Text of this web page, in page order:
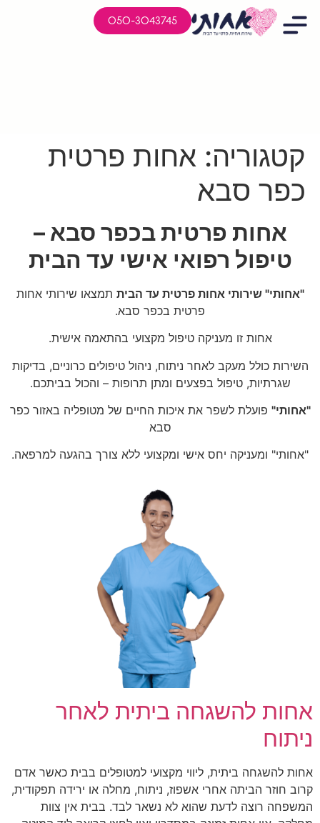
050-3043745
קטגוריה: אחות פרטית
כפר סבא
אחות פרטית בכפר סבא –
טיפול רפואי אישי עד הבית
"אחותי" שירותי אחות פרטית עד הבית תמצאו שירותי אחות
פרטית בכפר סבא.
אחות זו מעניקה טיפול מקצועי בהתאמה אישית.
השירות כולל מעקב לאחר ניתוח, ניהול טיפולים כרוניים, בדיקות
שגרתיות, טיפול בפצעים ומתן תרופות – והכול בביתכם.
"אחותי" פועלת לשפר את איכות החיים של מטופליה באזור כפר
סבא
"אחותי" ומעניקה יחס אישי ומקצועי ללא צורך בהגעה למרפאה.
אחות להשגחה ביתית לאחר
ניתוח
אחות להשגחה ביתית, ליווי מקצועי למטופלים בבית כאשר אדם
קרוב חוזר הביתה אחרי אשפוז, ניתוח, מחלה או ירידה תפקודית,
המשפחה רוצה לדעת שהוא לא נשאר לבד. בבית אין צוות